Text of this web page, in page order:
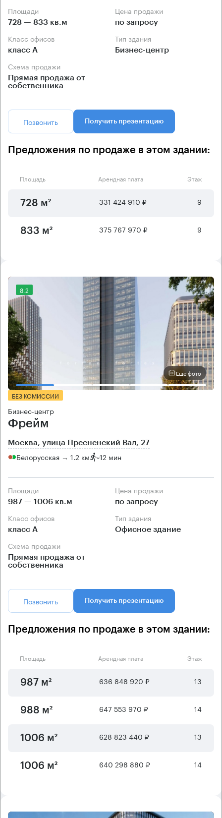
Площади
728 — 833 кв.м
Цена продажи
по запросу
Класс офисов
класс А
Тип здания
Бизнес-центр
Схема продажи
Прямая продажа от
собственника
Позвонить Получить презентацию
Предложения по продаже в этом здании:
Площадь Арендная плата Этаж
728 м² 331 424 910 ₽ 9
833 м² 375 767 970 ₽ 9
8.2
Еще фото
БЕЗ КОМИССИИ
Бизнес-центр
Фрейм
Москва, улица Пресненский Вал, 27
Белорусская → 1.2 км ~12 мин
Площади
987 — 1006 кв.м
Цена продажи
по запросу
Класс офисов
класс А
Тип здания
Офисное здание
Схема продажи
Прямая продажа от
собственника
Позвонить Получить презентацию
Предложения по продаже в этом здании:
Площадь Арендная плата Этаж
987 м² 636 848 920 ₽ 13
988 м² 647 553 970 ₽ 14
1006 м² 628 823 440 ₽ 13
1006 м² 640 298 880 ₽ 14